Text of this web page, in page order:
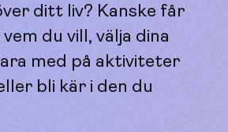
ditt liv? Kanske får
du vill, välja dina
med på aktiviteter
bli kär i den du